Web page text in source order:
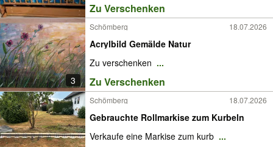
Zu Verschenken
3
Schömberg 18.07.2026
Acrylbild Gemälde Natur
Zu verschenken ...
Zu Verschenken
Schömberg 18.07.2026
Gebrauchte Rollmarkise zum Kurbeln
Verkaufe eine Markise zum kurb ...